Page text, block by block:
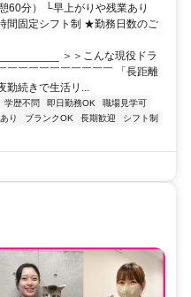
60分） └早上がりや残業あり
間固定シフト制 ★勤務日数のご
＞＞こんな現役ドラ
￣￣￣￣￣￣￣￣￣￣ 「長距離
勤続きで生活リ...
学歴不問 即日勤務OK
職場見学可
り ブランクOK 長期歓迎
シフト制